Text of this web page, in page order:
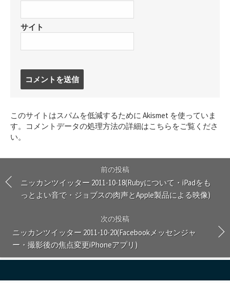
サイト
す
る
このサイトはスパムを低減するために Akismet を使っていま
す。
コメントデータの処理方法の詳細はこちらをご覧くださ
い。
前の投稿
ニッカンツイッター 2011-10-18(Rubyについて・iPadをも
っとよい音で・ジョブスの肉声とApple製品による映像)
次の投稿
ニッカンツイッター 2011-10-20(Facebookメッセンジャ
ー・撮影後の焦点変更iPhoneアプリ)